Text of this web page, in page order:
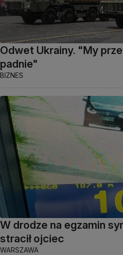
Odwet Ukrainy. "My
padnie"
BIZNES
W drodze na egzamin
stracił ojciec
WARSZAWA